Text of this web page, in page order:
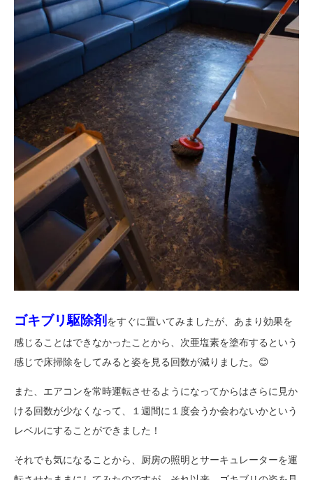
ゴキブリ駆除剤 をすぐに置いてみましたが、あまり効果を
感じることはできなかったことから、次亜塩素を塗布するという
感じで床掃除をしてみると姿を見る回数が減りました。😊
また、エアコンを常時運転させるようになってからはさらに見か
ける回数が少なくなって、１週間に１度会うか会わないかという
レベルにすることができました！
それでも気になることから、厨房の照明とサーキュレーターを運